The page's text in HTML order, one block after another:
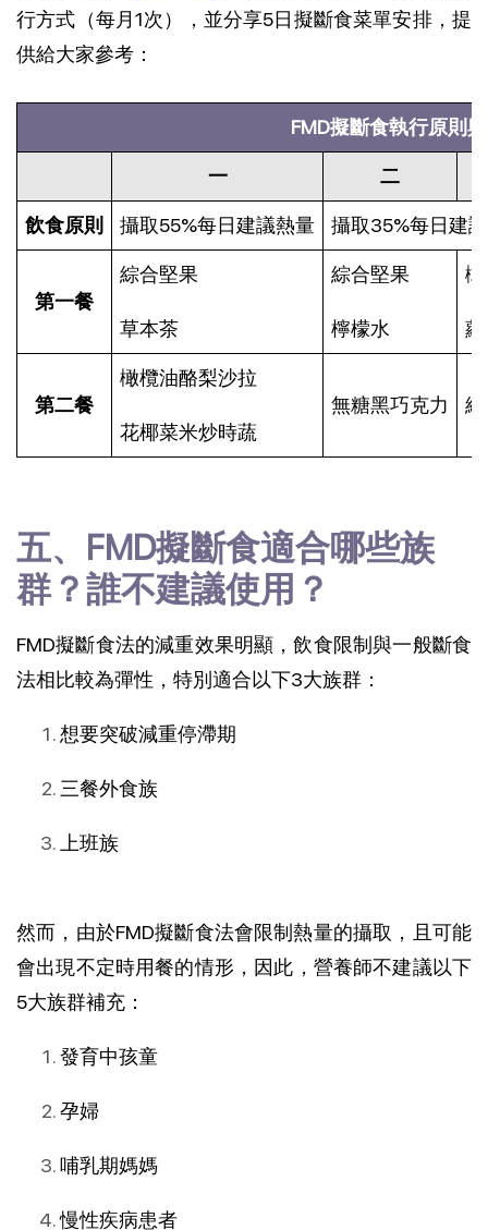
行方式（每月1次），並分享5日擬斷食菜單安排，提
供給大家參考：
FMD擬斷食執行原則
一 二
飲食原則 攝取55%每日建議熱量 攝取35%每日建
第一餐
綜合堅果
草本茶
綜合堅果
檸檬水
第二餐
橄欖油酪梨沙拉
花椰菜米炒時蔬
無糖黑巧克力
五、FMD擬斷食適合哪些族
群？誰不建議使用？
FMD擬斷食法的減重效果明顯，飲食限制與一般斷食
法相比較為彈性，特別適合以下3大族群：
想要突破減重停滯期
三餐外食族
上班族
然而，由於FMD擬斷食法會限制熱量的攝取，且可能
會出現不定時用餐的情形，因此，營養師不建議以下
5大族群補充：
發育中孩童
孕婦
哺乳期媽媽
慢性疾病患者